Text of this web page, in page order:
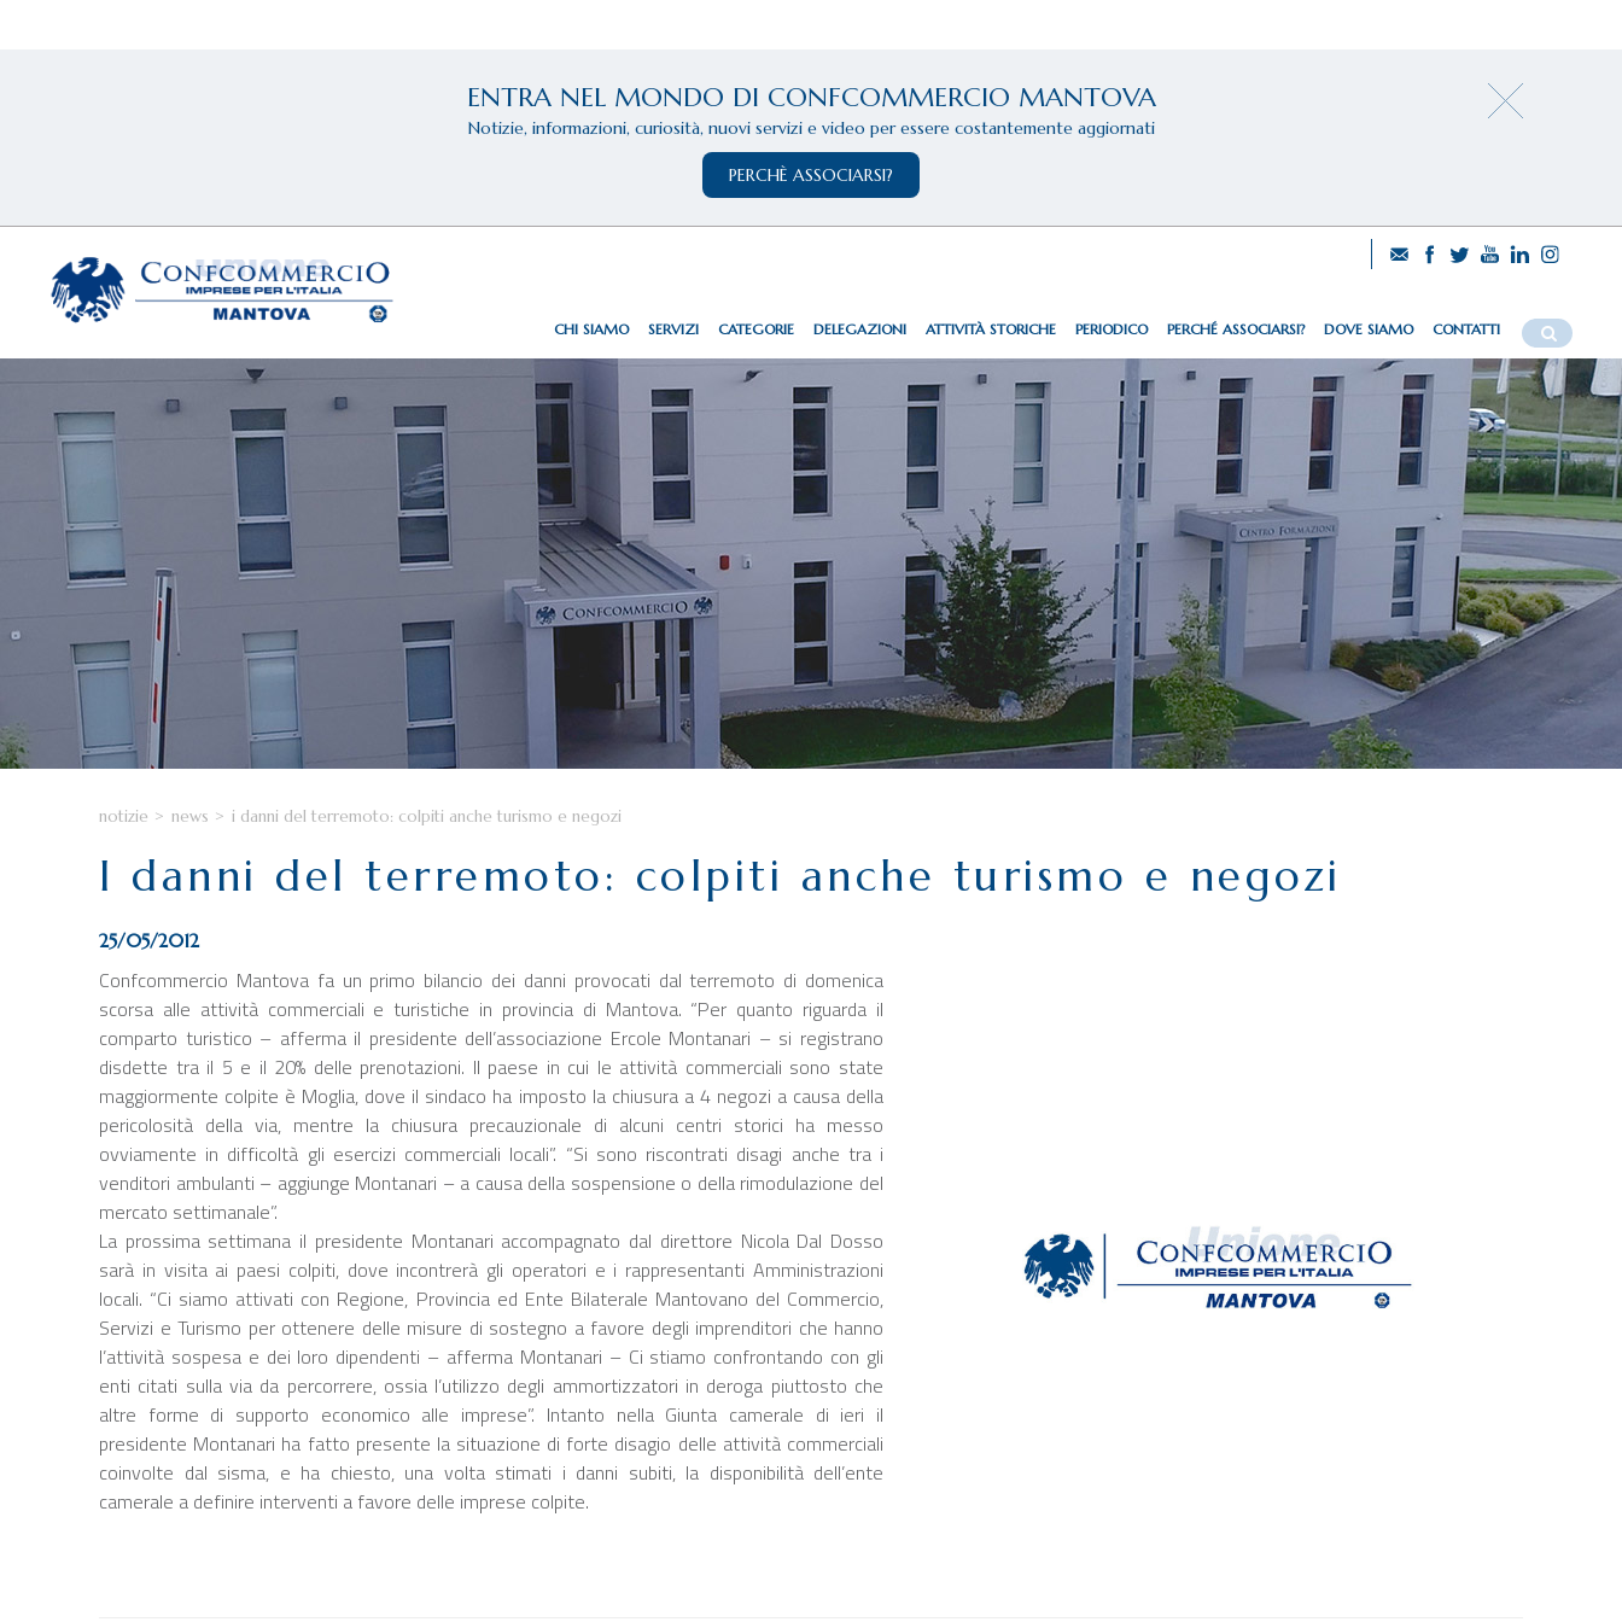
ENTRA NEL MONDO DI CONFCOMMERCIO MANTOVA
Notizie, informazioni, curiosità, nuovi servizi e video per essere costantemente aggiornati
PERCHÈ ASSOCIARSI?
CHI SIAMO SERVIZI CATEGORIE DELEGAZIONI ATTIVITÀ STORICHE PERIODICO PERCHÉ ASSOCIARSI? DOVE SIAMO CONTATTI
notizie > news > i danni del terremoto: colpiti anche turismo e negozi
I danni del terremoto: colpiti anche turismo e negozi
25/05/2012
Confcommercio Mantova fa un primo bilancio dei danni provocati dal terremoto di domenica
scorsa alle attività commerciali e turistiche in provincia di Mantova. “Per quanto riguarda il
comparto turistico – afferma il presidente dell’associazione Ercole Montanari – si registrano
disdette tra il 5 e il 20% delle prenotazioni. Il paese in cui le attività commerciali sono state
maggiormente colpite è Moglia, dove il sindaco ha imposto la chiusura a 4 negozi a causa della
pericolosità della via, mentre la chiusura precauzionale di alcuni centri storici ha messo
ovviamente in difficoltà gli esercizi commerciali locali”. “Si sono riscontrati disagi anche tra i
venditori ambulanti – aggiunge Montanari – a causa della sospensione o della rimodulazione del
mercato settimanale”.
La prossima settimana il presidente Montanari accompagnato dal direttore Nicola Dal Dosso
sarà in visita ai paesi colpiti, dove incontrerà gli operatori e i rappresentanti Amministrazioni
locali. “Ci siamo attivati con Regione, Provincia ed Ente Bilaterale Mantovano del Commercio,
Servizi e Turismo per ottenere delle misure di sostegno a favore degli imprenditori che hanno
l’attività sospesa e dei loro dipendenti – afferma Montanari – Ci stiamo confrontando con gli
enti citati sulla via da percorrere, ossia l’utilizzo degli ammortizzatori in deroga piuttosto che
altre forme di supporto economico alle imprese”. Intanto nella Giunta camerale di ieri il
presidente Montanari ha fatto presente la situazione di forte disagio delle attività commerciali
coinvolte dal sisma, e ha chiesto, una volta stimati i danni subiti, la disponibilità dell’ente
camerale a definire interventi a favore delle imprese colpite.